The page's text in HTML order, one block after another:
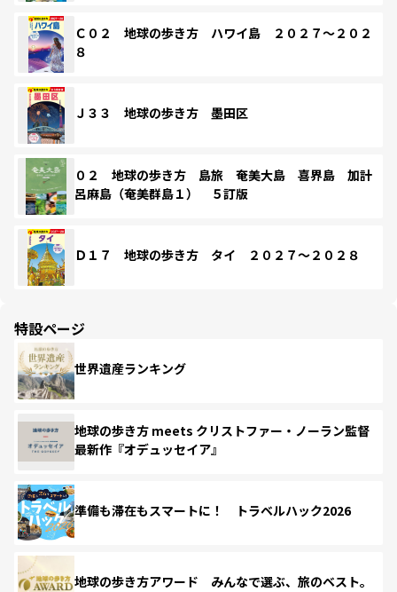
Ｃ０２ 地球の歩き方 ハワイ島 ２０２７～２０２
８
Ｊ３３ 地球の歩き方 墨田区
０２ 地球の歩き方 島旅 奄美大島 喜界島 加計
呂麻島（奄美群島１） ５訂版
Ｄ１７ 地球の歩き方 タイ ２０２７～２０２８
特設ページ
世界遺産ランキング
地球の歩き方 meets クリストファー・ノーラン監督
最新作『オデュッセイア』
準備も滞在もスマートに！ トラベルハック2026
地球の歩き方アワード みんなで選ぶ、旅のベスト。